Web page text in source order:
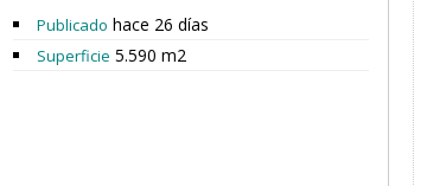
Publicado hace 26 días
Superficie 5.590 m2